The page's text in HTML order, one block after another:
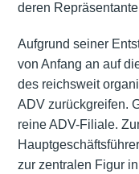
deren
Aufgrund seiner
von Anfang an auf
des reichsweit
ADV zurückgreifen.
reine ADV-Filiale.
Hauptgeschäftsführer
zur zentralen Figur